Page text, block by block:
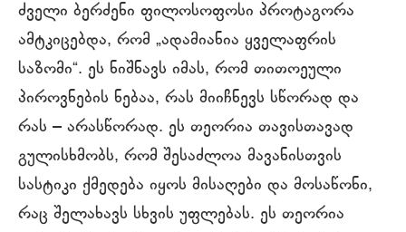
ძველი ბერძენი ფილოსოფოსი პროტაგორა
ამტკიცებდა, რომ „ადამიანია ყველაფრის
საზომი“. ეს ნიშნავს იმას, რომ თითოეული
პიროვნების ნებაა, რას მიიჩნევს სწორად და
რას – არასწორად. ეს თეორია თავისთავად
გულისხმობს, რომ შესაძლოა მავანისთვის
სასტიკი ქმედება იყოს მისაღები და მოსაწონი,
რაც შელახავს სხვის უფლებას. ეს თეორია